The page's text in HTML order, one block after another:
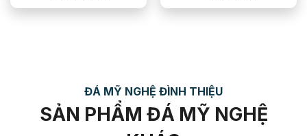
ĐÁ MỸ NGHỆ ĐÌNH THIỆU
SẢN PHẨM ĐÁ MỸ NGHỆ